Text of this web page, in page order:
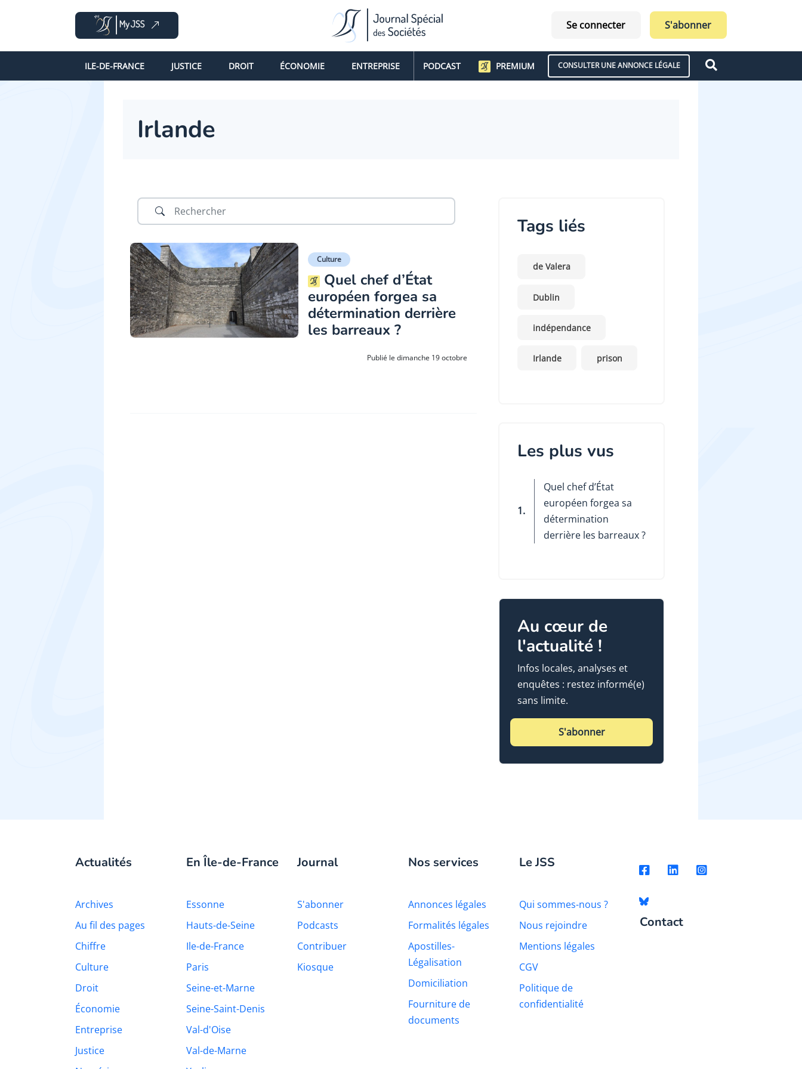
Se connecter S'abonner
ILE-DE-FRANCE JUSTICE DROIT ÉCONOMIE ENTREPRISE PODCAST PREMIUM CONSULTER UNE ANNONCE LÉGALE
Irlande
Culture
Quel chef d’État
européen forgea sa
détermination derrière
les barreaux ?
Publié le dimanche 19 octobre
Tags liés
de Valera
Dublin
indépendance
Irlande prison
Les plus vus
1.
Quel chef d’État
européen forgea sa
détermination
derrière les barreaux ?
Au cœur de
l'actualité !
Infos locales, analyses et
enquêtes : restez informé(e)
sans limite.
S'abonner
Actualités
Archives
Au fil des pages
Chiffre
Culture
Droit
Économie
Entreprise
Justice
En Île-de-France
Essonne
Hauts-de-Seine
Ile-de-France
Paris
Seine-et-Marne
Seine-Saint-Denis
Val-d'Oise
Val-de-Marne
Journal
S'abonner
Podcasts
Contribuer
Kiosque
Nos services
Annonces légales
Formalités légales
Apostilles-
Légalisation
Domiciliation
Fourniture de
documents
Le JSS
Qui sommes-nous ?
Nous rejoindre
Mentions légales
CGV
Politique de
confidentialité
Contact